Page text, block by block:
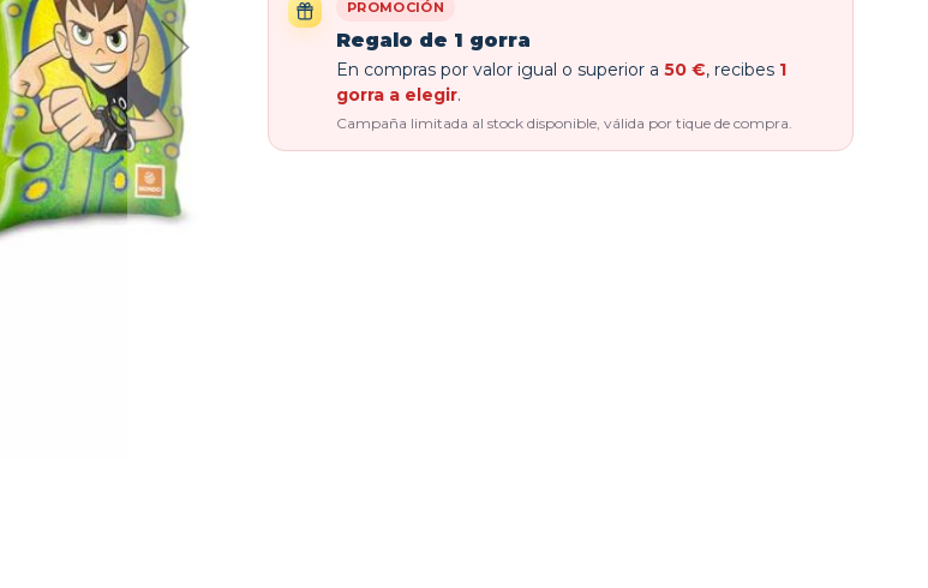
PROMOCIÓN
Regalo de 1 gorra
En compras por valor igual o superior a 50 €, recibes 1
gorra a elegir.
Campaña limitada al stock disponible, válida por tique de compra.